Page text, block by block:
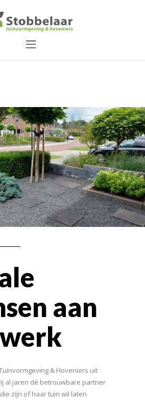
Contact
aan
& Hoveniers uit
al jaren dé betrouwbare partner
zijn of haar tuin wil laten